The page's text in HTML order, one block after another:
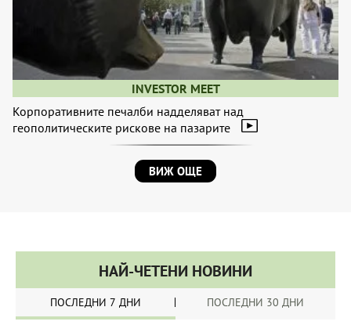
INVESTOR MEET
Корпоративните печалби надделяват над
геополитическите рискове на пазарите
ВИЖ ОЩЕ
НАЙ-ЧЕТЕНИ НОВИНИ
ПОСЛЕДНИ 7 ДНИ ПОСЛЕДНИ 30 ДНИ